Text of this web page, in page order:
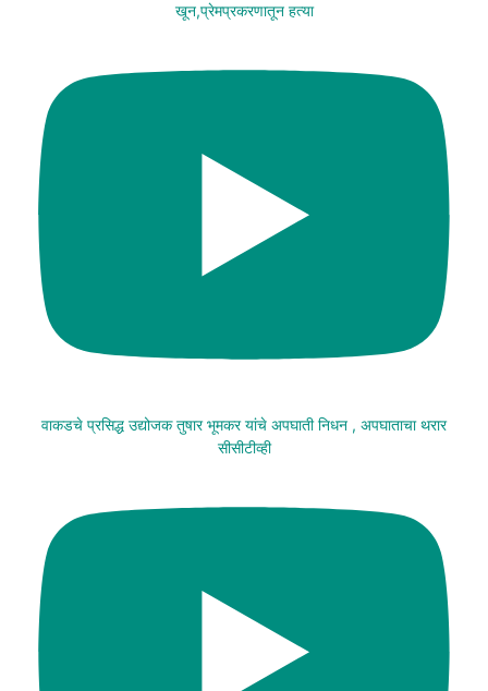
खून,प्रेमप्रकरणातून हत्या
वाकडचे प्रसिद्ध उद्योजक तुषार भूमकर यांचे अपघाती निधन , अपघाताचा थरार
सीसीटीव्ही